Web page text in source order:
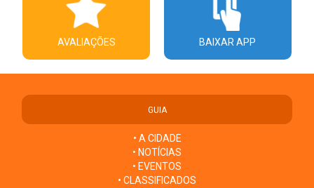
AVALIAÇÕES BAIXAR APP
GUIA
• A CIDADE
• NOTÍCIAS
• EVENTOS
• CLASSIFICADOS